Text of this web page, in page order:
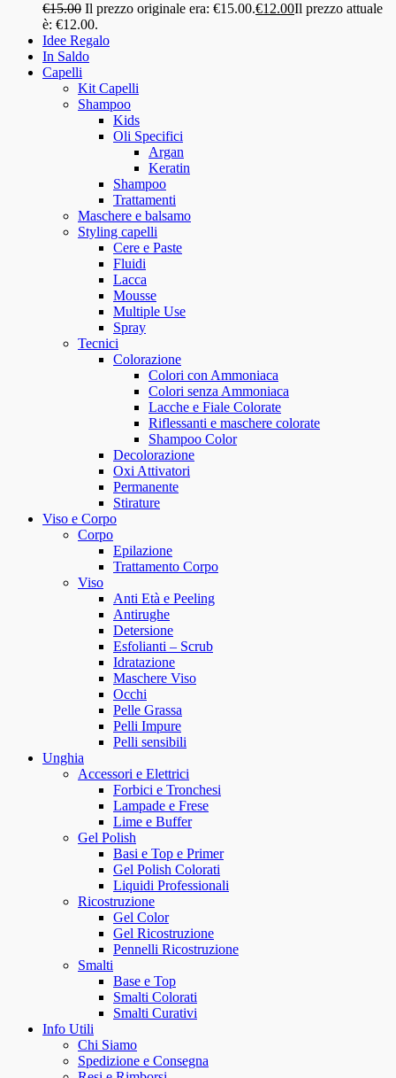
€15.00 Il prezzo originale era: €15.00.€12.00Il prezzo attuale
è: €12.00.
Idee Regalo
In Saldo
Capelli
Kit Capelli
Shampoo
Kids
Oli Specifici
Argan
Keratin
Shampoo
Trattamenti
Maschere e balsamo
Styling capelli
Cere e Paste
Fluidi
Lacca
Mousse
Multiple Use
Spray
Tecnici
Colorazione
Colori con Ammoniaca
Colori senza Ammoniaca
Lacche e Fiale Colorate
Riflessanti e maschere colorate
Shampoo Color
Decolorazione
Oxi Attivatori
Permanente
Stirature
Viso e Corpo
Corpo
Epilazione
Trattamento Corpo
Viso
Anti Età e Peeling
Antirughe
Detersione
Esfolianti – Scrub
Idratazione
Maschere Viso
Occhi
Pelle Grassa
Pelli Impure
Pelli sensibili
Unghia
Accessori e Elettrici
Forbici e Tronchesi
Lampade e Frese
Lime e Buffer
Gel Polish
Basi e Top e Primer
Gel Polish Colorati
Liquidi Professionali
Ricostruzione
Gel Color
Gel Ricostruzione
Pennelli Ricostruzione
Smalti
Base e Top
Smalti Colorati
Smalti Curativi
Info Utili
Chi Siamo
Spedizione e Consegna